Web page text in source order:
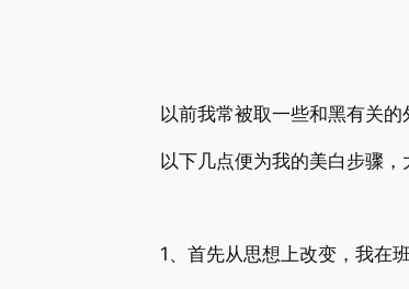
以前我常被取一些和黑有关的
以下几点便为我的美白步骤，
1、首先从思想上改变，我在班